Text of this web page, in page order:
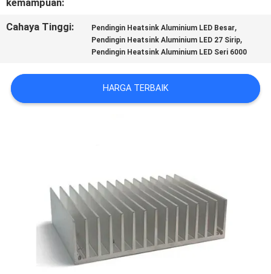
BERITA
PERMINTAAN
SITEMAP
kemampuan:
Cahaya Tinggi: Pendingin Heatsink Aluminium LED Besar,
Pendingin Heatsink Aluminium LED 27 Sirip,
Pendingin Heatsink Aluminium LED Seri 6000
HARGA TERBAIK